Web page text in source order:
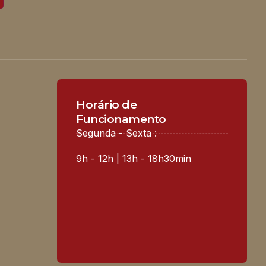
Horário de
Funcionamento
Segunda - Sexta :
9h - 12h | 13h - 18h30min